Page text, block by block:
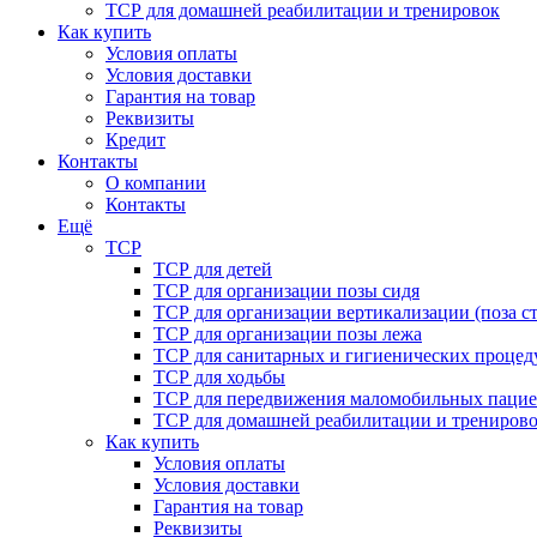
ТСР для домашней реабилитации и тренировок
Как купить
Условия оплаты
Условия доставки
Гарантия на товар
Реквизиты
Кредит
Контакты
О компании
Контакты
Ещё
ТСР
ТСР для детей
ТСР для организации позы сидя
ТСР для организации вертикализации (поза
ТСР для организации позы лежа
ТСР для санитарных и гигиенических
ТСР для ходьбы
ТСР для передвижения маломобильных
ТСР для домашней реабилитации и
Как купить
Условия оплаты
Условия доставки
Гарантия на товар
Реквизиты